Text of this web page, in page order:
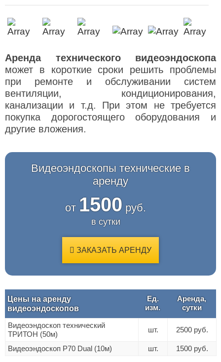
Аренда технического видеоэндоскопа
может в короткие сроки решить проблемы
при ремонте и обслуживании систем
вентиляции, кондиционирования,
канализации и т.д. При этом не требуется
покупка дорогостоящего оборудования и
другие вложения.
Видеоэндоскопы технические в
аренду
от 1500 руб.
в сутки
ЗАКАЗАТЬ АРЕНДУ
Цены на аренду
видеоэндоскопов
Ед.
изм.
Аренда,
сутки
Видеоэндоскоп технический
ТРИТОН (50м)
шт. 2500 руб.
Видеоэндоскоп P70 Dual (10м) шт. 1500 руб.